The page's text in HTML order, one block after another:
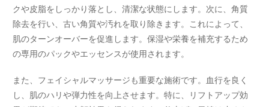
クや皮脂をしっかり落とし、清潔な状態にします。次に、角質
除去を行い、古い角質や汚れを取り除きます。これによって、
肌のターンオーバーを促進します。保湿や栄養を補充するため
の専用のパックやエッセンスが使用されます。
また、フェイシャルマッサージも重要な施術です。血行を良く
し、肌のハリや弾力性を向上させます。特に、リフトアップ効